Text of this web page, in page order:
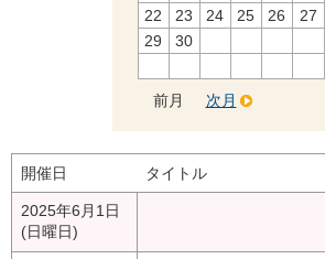
22
23 24 25 26 27
29
30
前月 次月
開催日 タイトル
2025年6月1日
(日曜日)